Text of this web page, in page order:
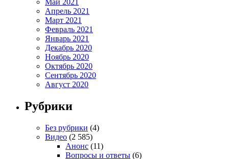
Май 2021
Апрель 2021
Март 2021
Февраль 2021
Январь 2021
Декабрь 2020
Ноябрь 2020
Октябрь 2020
Сентябрь 2020
Август 2020
Рубрики
Без рубрики (4)
Видео (2 585)
Анонс (11)
Вопросы и ответы (6)